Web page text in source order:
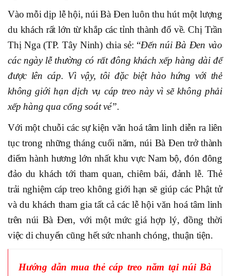
Vào mỗi dịp lễ hội, núi Bà Đen luôn thu hút một lượng
du khách rất lớn từ khắp các tỉnh thành đổ về. Chị Trần
Thị Nga (TP. Tây Ninh) chia sẻ: “Đến núi Bà Đen vào
các ngày lễ thường có rất đông khách xếp hàng dài để
được lên cáp. Vì vậy, tôi đặc biệt hào hứng với thẻ
không giới hạn dịch vụ cáp treo này vì sẽ không phải
xếp hàng qua cổng soát vé”.
Với một chuỗi các sự kiện văn hoá tâm linh diễn ra liên
tục trong những tháng cuối năm, núi Bà Đen trở thành
điểm hành hương lớn nhất khu vực Nam bộ, đón đông
đảo du khách tới tham quan, chiêm bái, đảnh lễ. Thẻ
trải nghiệm cáp treo không giới hạn sẽ giúp các Phật tử
và du khách tham gia tất cả các lễ hội văn hoá tâm linh
trên núi Bà Đen, với một mức giá hợp lý, đồng thời
việc di chuyển cũng hết sức nhanh chóng, thuận tiện.
Hướng dẫn mua thẻ cáp treo năm tại núi Bà